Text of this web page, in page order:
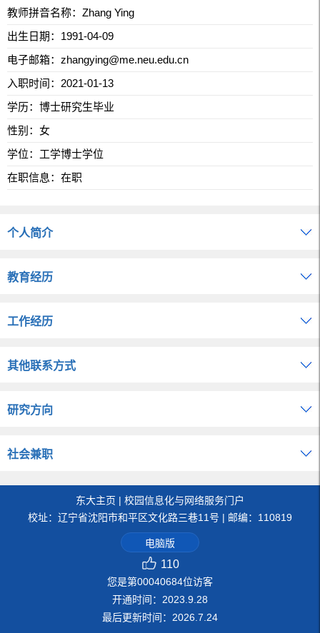
教师拼音名称：Zhang Ying
出生日期：1991-04-09
电子邮箱： zhangying@me.neu.edu.cn
入职时间：2021-01-13
学历：博士研究生毕业
性别：女
学位：工学博士学位
在职信息：在职
个人简介
教育经历
工作经历
其他联系方式
研究方向
社会兼职
东大主页 | 校园信息化与网络服务门户
校址：辽宁省沈阳市和平区文化路三巷11号 | 邮编：110819
电脑版
110
您是第00040684位访客
开通时间： 2023 9 28
最后更新时间： 2026 7 24